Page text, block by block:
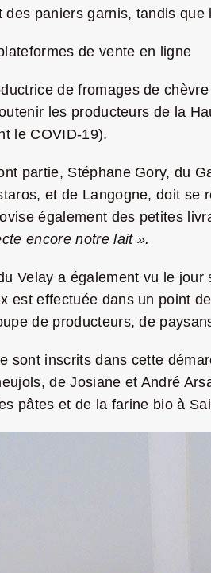
des paniers garnis, tandis
de vente en ligne
de fromages de
les producteurs de la
le COVID-19).
partie, Stéphane Gory, du
et de Langogne, doit
également des petites
encore notre lait ».
Velay a également vu le
est effectuée dans un point
de producteurs, de
sont inscrits dans cette
de Josiane et André
pâtes et de la farine bio à